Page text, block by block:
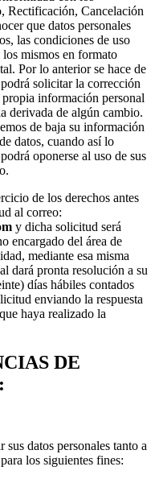
Rectificación, Cancelación
que datos personales
las condiciones de uso
mismos en formato
Por lo anterior se hace de
solicitar la corrección
información personal
derivada de algún cambio.
de baja su información
datos, cuando así lo
oponerse al uso de sus
de los derechos antes
al correo:
y dicha solicitud será
encargado del área de
mediante esa misma
dará pronta resolución a su
días hábiles contados
enviando la respuesta
haya realizado la
DE
sus datos personales tanto a
los siguientes fines: